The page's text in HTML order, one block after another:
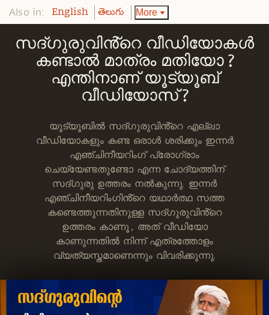
Also in: English తెలుగు More
സദ്ഗുരുവിൻ്റെ വീഡിയോകൾ
കണ്ടാൽ മാത്രം മതിയോ ?
എന്തിനാണ് യൂട്യൂബ്
വീഡിയോസ് ?
യൂട്യൂബിൽ സദ്ഗുരുവിൻ്റെ എല്ലാ
വീഡിയോകളും കണ്ട ഒരാൾ ശരിക്കും ഇന്നർ
എഞ്ചിനീയറിംഗ് പ്രോഗ്രാം
ചെയ്യേണ്ടതുണ്ടോ എന്ന ചോദ്യത്തിന്
സദ്ഗുരു ഉത്തരം നൽകുന്നു. ഇന്നർ
എഞ്ചിനീയറിംഗിൻ്റെ യഥാർത്ഥ സത്ത
കണ്ടെത്തുന്നതിനുള്ള സദ്ഗുരുവിൻ്റെ
ഉത്തരം കാണൂ , അത് വീഡിയോ
കാണുന്നതിൽ നിന്ന് എത്രത്തോളം
വ്യത്യസ്തമാണെന്നും വിവരിക്കുന്നു.